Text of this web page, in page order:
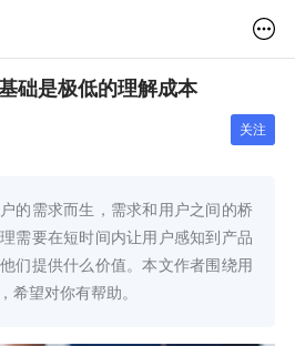
础是极低的理解成本
关注
的需求而生，需求和用户之间的桥
需要在短时间内让用户感知到产品
们提供什么价值。本文作者围绕用
希望对你有帮助。